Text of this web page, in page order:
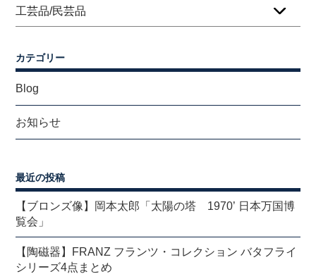
工芸品/民芸品
カテゴリー
Blog
お知らせ
最近の投稿
【ブロンズ像】岡本太郎「太陽の塔 1970’ 日本万国博
覧会」
【陶磁器】FRANZ フランツ・コレクション バタフライ
シリーズ4点まとめ